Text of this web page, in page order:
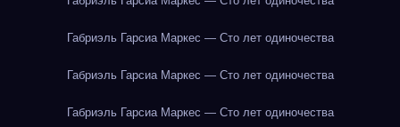
Габриэль Гарсиа Маркес — Сто лет одиночества
Габриэль Гарсиа Маркес — Сто лет одиночества
Габриэль Гарсиа Маркес — Сто лет одиночества